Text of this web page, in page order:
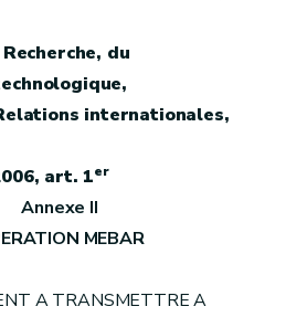
du
internationales,
art. 1er
Annexe II
MEBAR
A TRANSMETTRE A